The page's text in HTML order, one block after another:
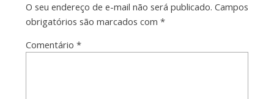
O seu endereço de e-mail não será publicado. Campos
obrigatórios são marcados com *
Comentário *